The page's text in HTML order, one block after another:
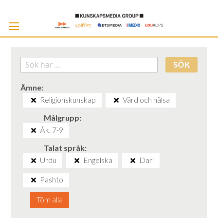
SÖK
Ämne
Religionskunskap
Vård och hälsa
Målgrupp
Åk. 7-9
Talat språk
Urdu
Engelska Dari
Pashto
Töm alla